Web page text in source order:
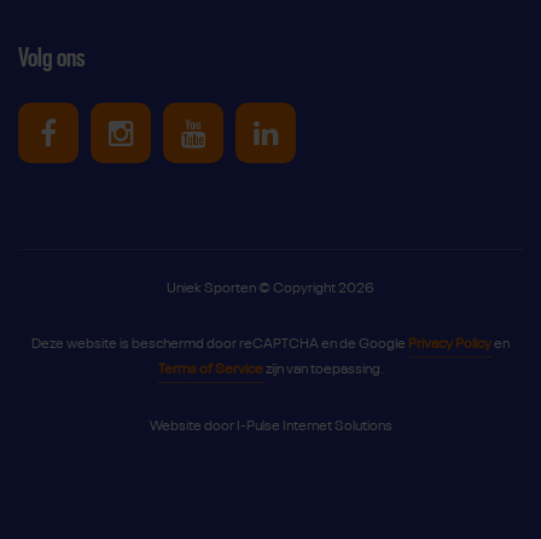
Volg ons
Uniek Sporten op Facebook
Uniek Sporten op Instagram
Uniek Sporten op Youtube
Uniek Sporten op
Uniek Sporten © Copyright 2026
Deze website is beschermd door reCAPTCHA en de Google Privacy Policyen
Terms of Servicezijn van toepassing.
Website door I-Pulse Internet Solutions